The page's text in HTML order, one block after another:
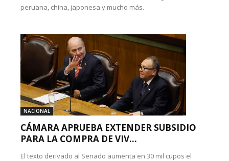
peruana, china, japonesa y mucho más.
NACIONAL
CÁMARA APRUEBA EXTENDER SUBSIDIO
PARA LA COMPRA DE VIV...
El texto derivado al Senado aumenta en 30 mil cupos el